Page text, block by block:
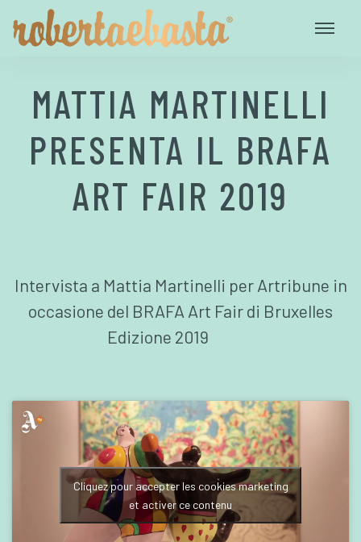
MATTIA MARTINELLI
PRESENTA IL BRAFA
ART FAIR 2019
Intervista a Mattia Martinelli per Artribune in
occasione del BRAFA Art Fair di Bruxelles
Edizione 2019
Cliquez pour accepter les cookies marketing
et activer ce contenu